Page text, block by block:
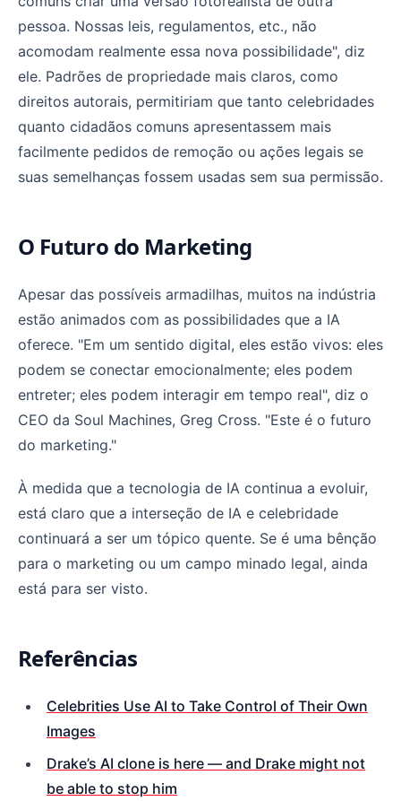
pessoa. Nossas leis, regulamentos, etc., não
acomodam realmente essa nova possibilidade", diz
ele. Padrões de propriedade mais claros, como
direitos autorais, permitiriam que tanto celebridades
quanto cidadãos comuns apresentassem mais
facilmente pedidos de remoção ou ações legais se
suas semelhanças fossem usadas sem sua permissão.
O Futuro do Marketing
Apesar das possíveis armadilhas, muitos na indústria
estão animados com as possibilidades que a IA
oferece. "Em um sentido digital, eles estão vivos: eles
podem se conectar emocionalmente; eles podem
entreter; eles podem interagir em tempo real", diz o
CEO da Soul Machines, Greg Cross. "Este é o futuro
do marketing."
À medida que a tecnologia de IA continua a evoluir,
está claro que a interseção de IA e celebridade
continuará a ser um tópico quente. Se é uma bênção
para o marketing ou um campo minado legal, ainda
está para ser visto.
Referências
Celebrities Use AI to Take Control of Their Own
Images
Drake’s AI clone is here — and Drake might not
be able to stop him